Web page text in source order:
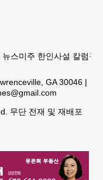
뉴스미주 한인사설 칼럼구
GA 30046 |
무단 전재 및 재배포